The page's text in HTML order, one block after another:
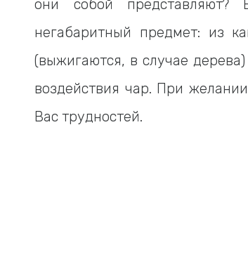
они собой
негабаритный предмет: из
(выжигаются, в случае
воздействия чар. При
Вас трудностей.